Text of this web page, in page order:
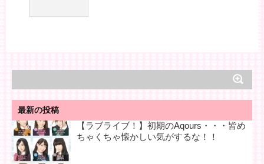
最新の投稿
【ラブライブ！】初期のAqours・・・皆め
ちゃくちゃ懐かしい気がするな！！